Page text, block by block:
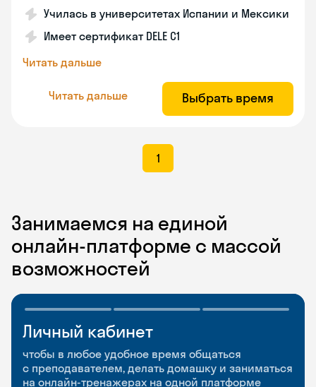
Училась в университетах Испании и Мексики
Имеет сертификат DELE C1
Читать дальше
Читать дальше Выбрать время
1
Занимаемся на единой
онлайн-платформе с массой
возможностей
Личный кабинет
чтобы в любое удобное время общаться
с преподавателем, делать домашку и заниматься
на онлайн-тренажерах на одной платформе
Мобильное
приложение
чтобы заниматься и изучать новые слова где
Разговорные клубы
и Talks
Групповые занятия для разговорной практики